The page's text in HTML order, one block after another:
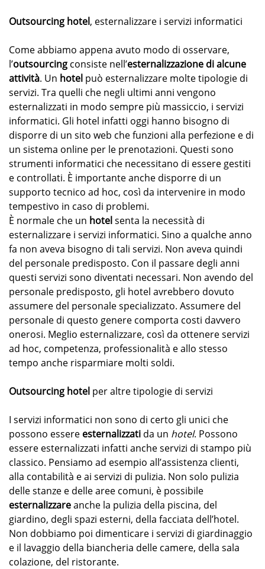
Outsourcing hotel, esternalizzare i servizi informatici
Come abbiamo appena avuto modo di osservare,
l’outsourcing consiste nell’esternalizzazione di alcune
attività. Un hotel può esternalizzare molte tipologie di
servizi. Tra quelli che negli ultimi anni vengono
esternalizzati in modo sempre più massiccio, i servizi
informatici. Gli hotel infatti oggi hanno bisogno di
disporre di un sito web che funzioni alla perfezione e di
un sistema online per le prenotazioni. Questi sono
strumenti informatici che necessitano di essere gestiti
e controllati. È importante anche disporre di un
supporto tecnico ad hoc, così da intervenire in modo
tempestivo in caso di problemi.
È normale che un hotelsenta la necessità di
esternalizzare i servizi informatici. Sino a qualche anno
fa non aveva bisogno di tali servizi. Non aveva quindi
del personale predisposto. Con il passare degli anni
questi servizi sono diventati necessari. Non avendo del
personale predisposto, gli hotel avrebbero dovuto
assumere del personale specializzato. Assumere del
personale di questo genere comporta costi davvero
onerosi. Meglio esternalizzare, così da ottenere servizi
ad hoc, competenza, professionalità e allo stesso
tempo anche risparmiare molti soldi.
Outsourcing hotel per altre tipologie di servizi
I servizi informatici non sono di certo gli unici che
possono essere esternalizzati da un hotel. Possono
essere esternalizzati infatti anche servizi di stampo più
classico. Pensiamo ad esempio all’assistenza clienti,
alla contabilità e ai servizi di pulizia. Non solo pulizia
delle stanze e delle aree comuni, è possibile
esternalizzareanche la pulizia della piscina, del
giardino, degli spazi esterni, della facciata dell’hotel.
Non dobbiamo poi dimenticare i servizi di giardinaggio
e il lavaggio della biancheria delle camere, della sala
colazione, del ristorante.